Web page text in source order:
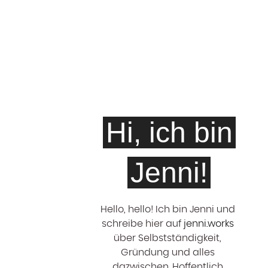
Hi, ich bin
Jenni!
Hello, hello! ‍Ich bin Jenni und
schreibe hier auf jenni.works
über Selbstständigkeit,
Gründung und alles